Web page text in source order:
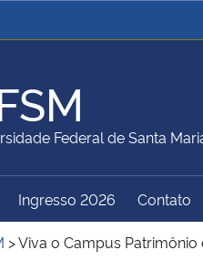
Ministério da Justiça e
Ministério da Educação
Ministério do Turismo
Federal de Santa
do Sítio
Ingresso 2026 Contato
>Viva o Campus